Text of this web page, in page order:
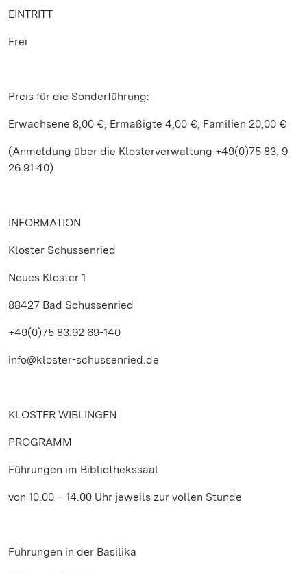
EINTRITT
Frei
Preis für die Sonderführung:
Erwachsene 8,00 €; Ermäßigte 4,00 €; Familien 20,00 €
(Anmeldung über die Klosterverwaltung +49(0)75 83. 9
26 91 40)
INFORMATION
Kloster Schussenried
Neues Kloster 1
88427 Bad Schussenried
+49(0)75 83.92 69-140
info@kloster-schussenried.de
KLOSTER WIBLINGEN
PROGRAMM
Führungen im Bibliothekssaal
von 10.00 – 14.00 Uhr jeweils zur vollen Stunde
Führungen in der Basilika